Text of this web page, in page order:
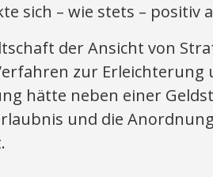
sich – wie stets – positiv
der Ansicht von
zur Erleichterung
hätte neben einer
und die